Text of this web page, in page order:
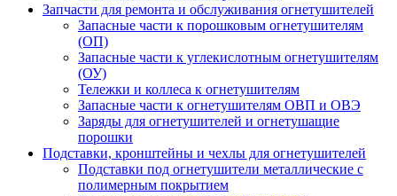
Запчасти для ремонта и обслуживания огнетушителей
Запасные части к порошковым огнетушителям
(ОП)
Запасные части к углекислотным огнетушителям
(ОУ)
Тележки и коллеса к огнетушителям
Запасные части к огнетушителям ОВП и ОВЭ
Заряды для огнетушителей и огнетушащие
порошки
Подставки, кронштейны и чехлы для огнетушителей
Подставки под огнетушители металлические с
полимерным покрытием